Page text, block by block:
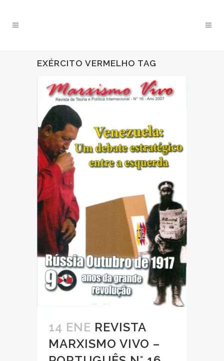
EXÉRCITO VERMELHO TAG
14 ENE REVISTA
MARXISMO VIVO –